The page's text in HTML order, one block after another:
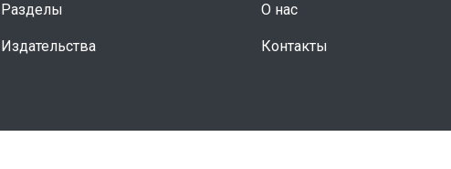
Разделы
Издательства
О нас
Контакты